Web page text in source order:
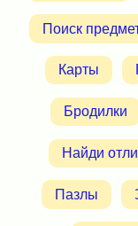
Поиск
Карты
Бродилки
Найди
Пазлы